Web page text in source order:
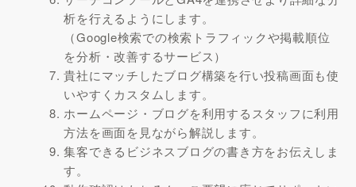
析を行えるようにします。
（Google検索での検索トラフィックや掲載順位
を分析・改善するサービス）
貴社にマッチしたブログ構築を行い投稿画面も使
いやすくカスタムします。
ホームページ・ブログを利用するスタッフに利用
方法を画面を見ながら解説します。
集客できるビジネスブログの書き方をお伝えしま
す。